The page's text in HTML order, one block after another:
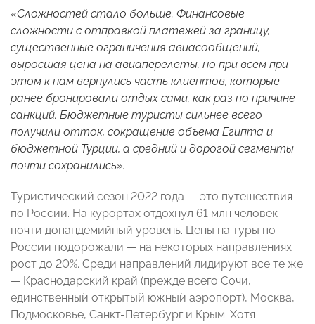
«Сложностей стало больше. Финансовые
сложности с отправкой платежей за границу,
существенные ограничения авиасообщений,
выросшая цена на авиаперелеты, но при всем при
этом к нам вернулись часть клиентов, которые
ранее бронировали отдых сами, как раз по причине
санкций. Бюджетные туристы сильнее всего
получили отток, сокращение объема Египта и
бюджетной Турции, а средний и дорогой сегменты
почти сохранились».
Туристический сезон 2022 года — это путешествия
по России. На курортах отдохнул 61 млн человек —
почти допандемийный уровень. Цены на туры по
России подорожали — на некоторых направлениях
рост до 20%. Среди направлений лидируют все те же
— Краснодарский край (прежде всего Сочи,
единственный открытый южный аэропорт), Москва,
Подмосковье, Санкт-Петербург и Крым. Хотя